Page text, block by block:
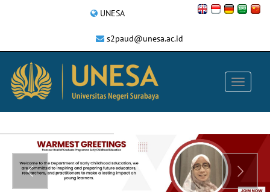
UNESA
s2paud@unesa.ac.id